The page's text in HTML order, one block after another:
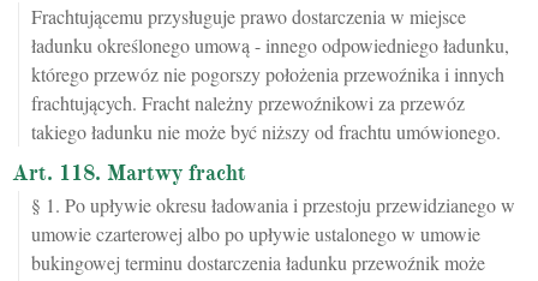
Frachtującemu przysługuje prawo dostarczenia w miejsce
ładunku określonego umową - innego odpowiedniego ładunku,
którego przewóz nie pogorszy położenia przewoźnika i innych
frachtujących. Fracht należny przewoźnikowi za przewóz
takiego ładunku nie może być niższy od frachtu umówionego.
Art. 118. Martwy fracht
§ 1. Po upływie okresu ładowania i przestoju przewidzianego w
umowie czarterowej albo po upływie ustalonego w umowie
bukingowej terminu dostarczenia ładunku przewoźnik może